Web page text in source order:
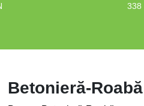
338
Betonieră-Roabă